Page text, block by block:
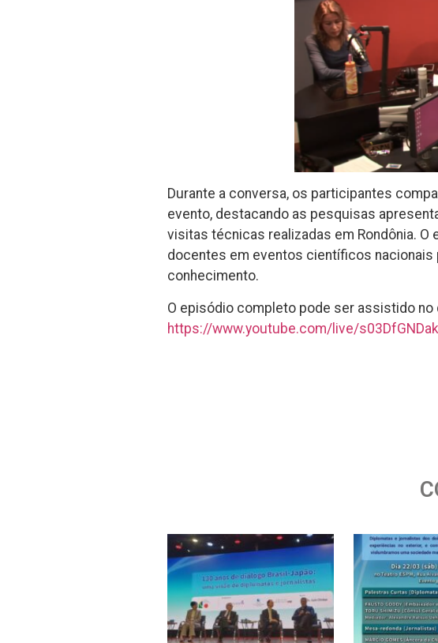
Durante a conversa, os participantes
evento, destacando as pesquisas
visitas técnicas realizadas em Rondônia.
docentes em eventos científicos nacionais
conhecimento.
O episódio completo pode ser assistido no
https://www.youtube.com/live/